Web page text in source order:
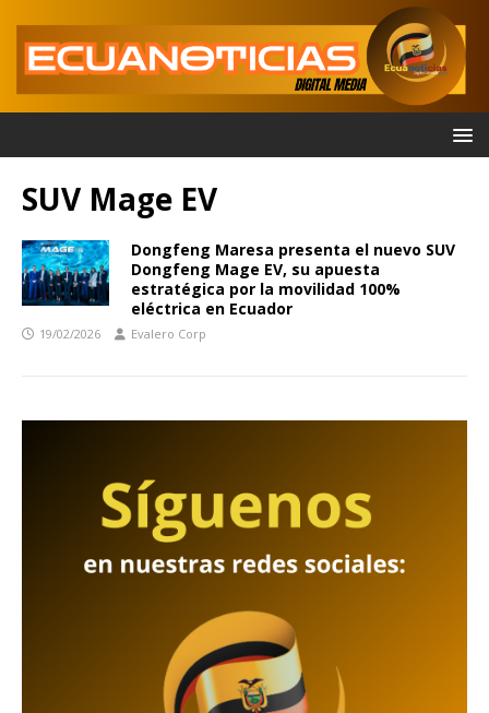
SUV Mage EV
Dongfeng Maresa presenta el nuevo SUV
Dongfeng Mage EV, su apuesta
estratégica por la movilidad 100%
eléctrica en Ecuador
19/02/2026 Evalero Corp